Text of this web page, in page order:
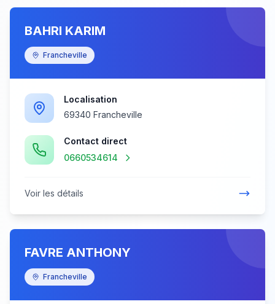
BAHRI KARIM
Francheville
Localisation
69340 Francheville
Contact direct
0660534614
Voir les détails
FAVRE ANTHONY
Francheville